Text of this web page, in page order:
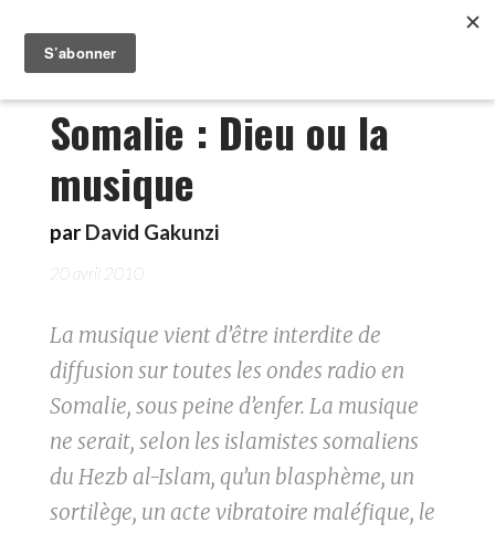
Somalie : Dieu ou la
musique
par David Gakunzi
20 avril 2010
La musique vient d’être interdite de
diffusion sur toutes les ondes radio en
Somalie, sous peine d’enfer. La musique
ne serait, selon les islamistes somaliens
du Hezb al-Islam, qu’un blasphème, un
sortilège, un acte vibratoire maléfique, le